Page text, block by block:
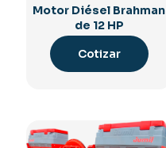
Motor Diésel Brahman
de 12 HP
Cotizar